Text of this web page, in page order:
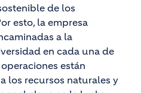
de los
esto, la empresa
a la
en cada una de
están
los recursos naturales y